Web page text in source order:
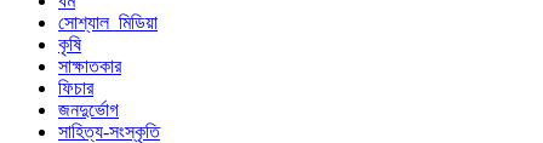
সোশ্যাল_মিডিয়া
কৃষি
সাক্ষাতকার
ফিচার
জনদুর্ভোগ
সাহিত্য-সংস্কৃতি